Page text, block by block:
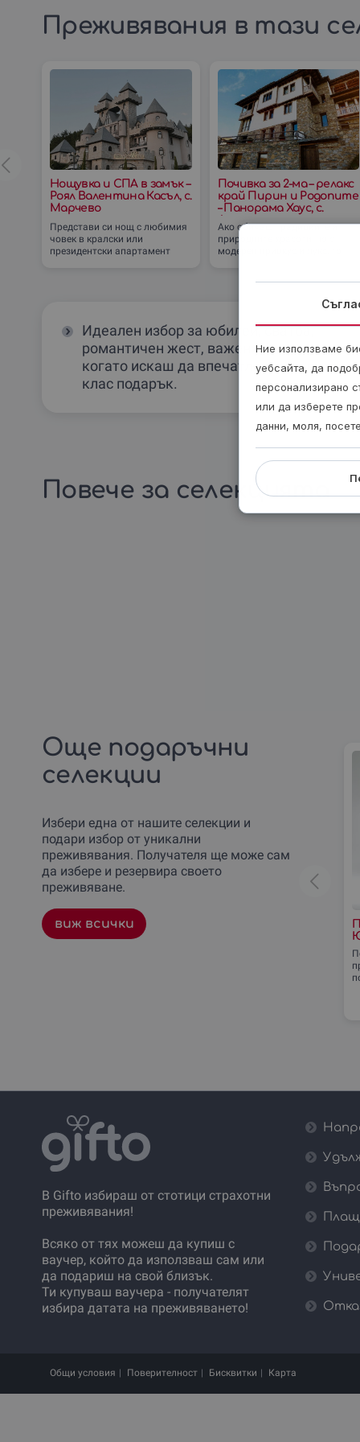
Преживявания в тази
Нощувка и СПА в замък –
Роял Валентина Касъл, с.
Марчево
Представи си нощ с любимия
човек в кралски или
президентски апартамент
Почивка за 2-ма – релакс
край Пирин и Родопите
– Панорама Хаус, с.
Лещен
Ако обичаш традициите и
природните красоти, но с
модерен привкус и лукс, то
Идеален избор за юбилей, сватба,
романтичен жест, важен рожден ден
когато искаш да впечатлиш с по-висок
клас подарък.
Повече за селекцията
Още подаръчни
селекции
Избери една от нашите селекции и
подари избор от уникални
преживявания. Получателя ще може сам
да избере и резервира своето
преживяване.
виж всички
В Gifto избираш от стотици страхотни
преживявания!
Всяко от тях можеш да купиш с
ваучер, който да използваш сам или
да подариш на свой близък.
Ти купуваш ваучера - получателят
избира датата на преживяването!
Общи условия Поверителност Бисквитки Карта
Ние използваме
уебсайта, да
персонализирано
или да изберете
данни, моля,